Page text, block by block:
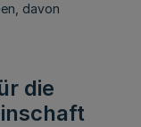
davon
die